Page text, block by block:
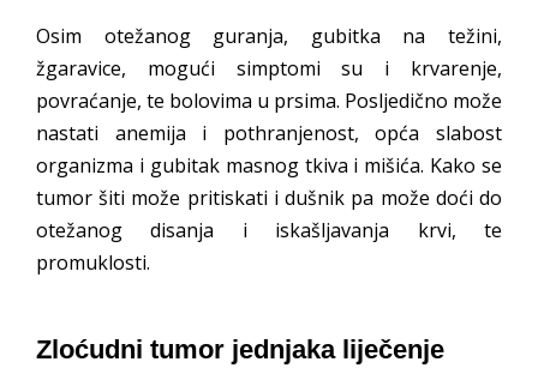
Osim otežanog guranja, gubitka na težini,
žgaravice, mogući simptomi su i krvarenje,
povraćanje, te bolovima u prsima. Posljedično može
nastati anemija i pothranjenost, opća slabost
organizma i gubitak masnog tkiva i mišića. Kako se
tumor šiti može pritiskati i dušnik pa može doći do
otežanog disanja i iskašljavanja krvi, te
promuklosti.
Zloćudni tumor jednjaka liječenje